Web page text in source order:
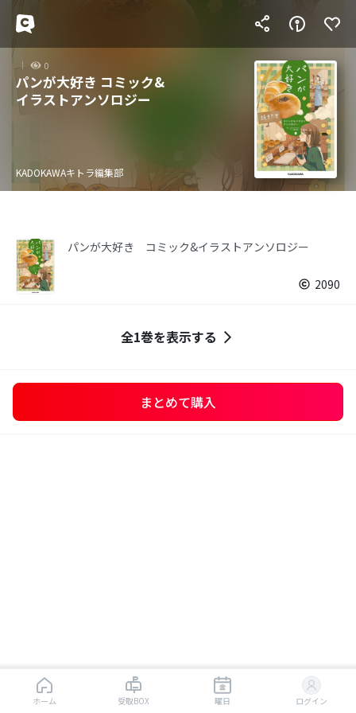
0
パンが大好き コミック&
イラストアンソロジー
KADOKAWAキトラ編集部
パンが大好き コミック&イラストアンソロジー
2090
全1巻を表示する
まとめて購入
はじめから読む
ホーム 受取BOX 曜日 ログイン